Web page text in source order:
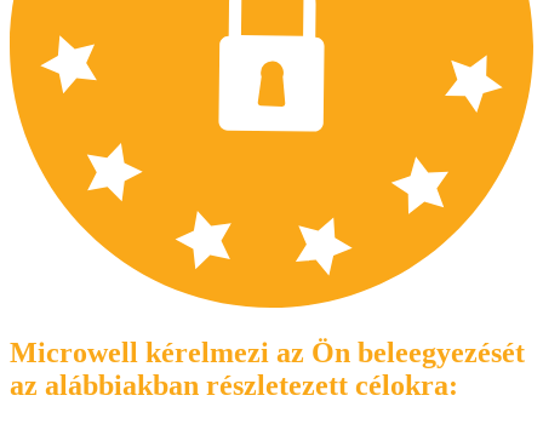
Microwell kérelmezi az Ön beleegyezését
az alábbiakban részletezett célokra: